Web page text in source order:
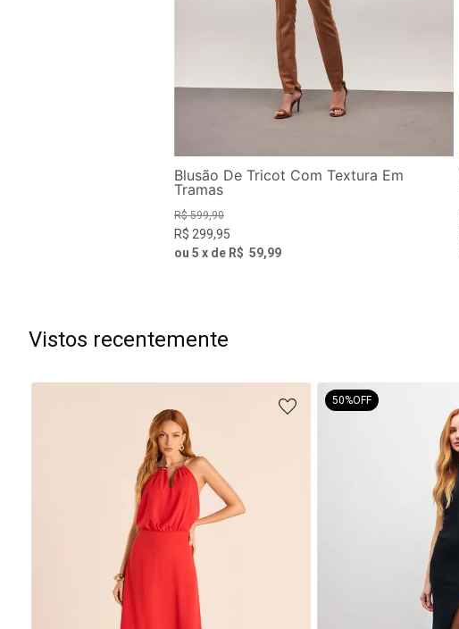
Blusão De Tricot Com Textura Em
Tramas
R$ 599,90
R$ 299,95
ou 5 x de R$ 59,99
Vistos recentemente
50%OFF